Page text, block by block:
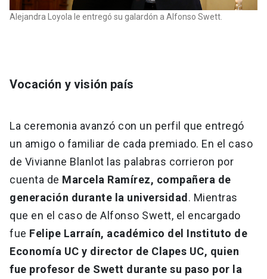
Alejandra Loyola le entregó su galardón a Alfonso Swett.
Vocación y visión país
La ceremonia avanzó con un perfil que entregó
un amigo o familiar de cada premiado. En el caso
de Vivianne Blanlot las palabras corrieron por
cuenta de Marcela Ramírez, compañera de
generación durante la universidad . Mientras
que en el caso de Alfonso Swett, el encargado
fue Felipe Larraín, académico del Instituto de
Economía UC y director de Clapes UC, quien
fue profesor de Swett durante su paso por la